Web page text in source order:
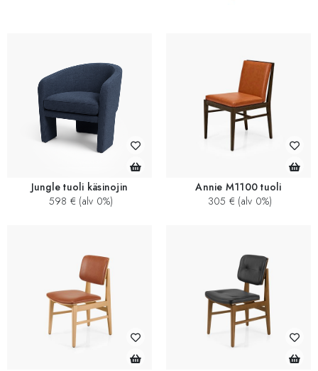
Jungle tuoli käsinojin
598 € (alv 0%)
Annie M1100 tuoli
305 € (alv 0%)